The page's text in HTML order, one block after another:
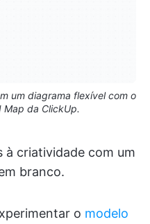
um diagrama flexível com o
Map da ClickUp.
à criatividade com um
branco.
o modelo